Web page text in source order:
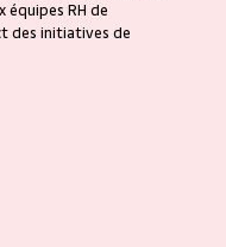
équipes RH de
des initiatives de